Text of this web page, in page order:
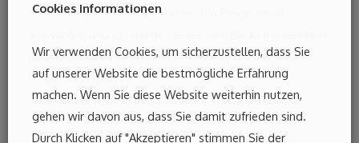
Sie können eines der bestehenden Programme
Gruppe anpassen. Mehr Infos siehe
Gruppenprogramme
Cookies Informationen
Wir verwenden Cookies, um sicherzustellen, dass Sie
auf unserer Website die bestmögliche Erfahrung
machen. Wenn Sie diese Website weiterhin nutzen,
gehen wir davon aus, dass Sie damit zufrieden sind.
Durch Klicken auf "Akzeptieren" stimmen Sie der